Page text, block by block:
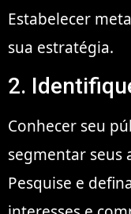
Estabelecer
sua estratégia.
2.
Conhecer seu
segmentar seus
Pesquise e